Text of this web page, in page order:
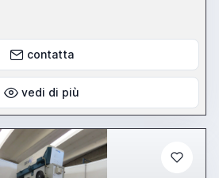
contatta
vedi di più